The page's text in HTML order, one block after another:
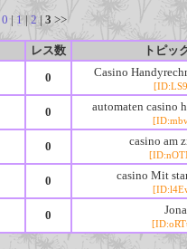
0 | 1| 2 | 3 >>
レス数
トピッ
0 Casino
0 automaten casino
0 casino am
0 casino Mit
0